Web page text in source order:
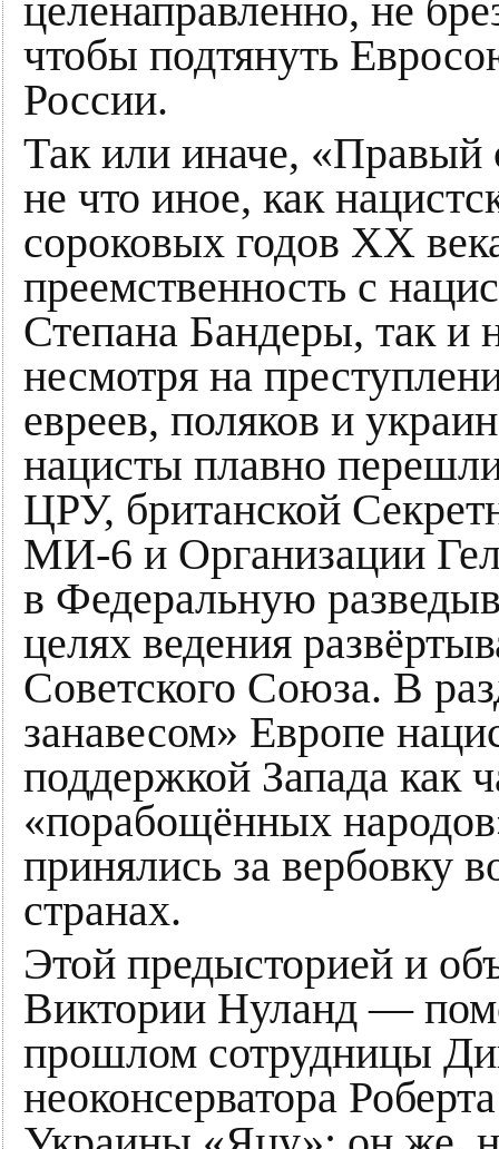
целенаправленно, не
чтобы подтянуть
России.
Так или иначе,
не что иное, как
сороковых годов XX
преемственность с
Степана Бандеры, так и
несмотря на
евреев, поляков и
нацисты плавно
ЦРУ, британской
МИ-6 и Организации
в Федеральную
целях ведения
Советского Союза. В
занавесом» Европе
поддержкой Запада как
«порабощённых
принялись за вербовку
странах.
Этой предысторией и
Виктории Нуланд —
прошлом сотрудницы
неоконсерватора